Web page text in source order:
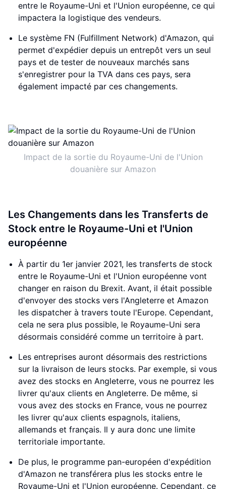
entre le Royaume-Uni et l'Union européenne, ce qui
impactera la logistique des vendeurs.
Le système FN (Fulfillment Network) d'Amazon, qui
permet d'expédier depuis un entrepôt vers un seul
pays et de tester de nouveaux marchés sans
s'enregistrer pour la TVA dans ces pays, sera
également impacté par ces changements.
Impact de la sortie du Royaume-Uni de l'Union
douanière sur Amazon
Les Changements dans les Transferts de
Stock entre le Royaume-Uni et l'Union
européenne
À partir du 1er janvier 2021, les transferts de stock
entre le Royaume-Uni et l'Union européenne vont
changer en raison du Brexit. Avant, il était possible
d'envoyer des stocks vers l'Angleterre et Amazon
les dispatcher à travers toute l'Europe. Cependant,
cela ne sera plus possible, le Royaume-Uni sera
désormais considéré comme un territoire à part.
Les entreprises auront désormais des restrictions
sur la livraison de leurs stocks. Par exemple, si vous
avez des stocks en Angleterre, vous ne pourrez les
livrer qu'aux clients en Angleterre. De même, si
vous avez des stocks en France, vous ne pourrez
les livrer qu'aux clients espagnols, italiens,
allemands et français. Il y aura donc une limite
territoriale importante.
De plus, le programme pan-européen d'expédition
d'Amazon ne transférera plus les stocks entre le
Royaume-Uni et l'Union européenne. Cependant, ce